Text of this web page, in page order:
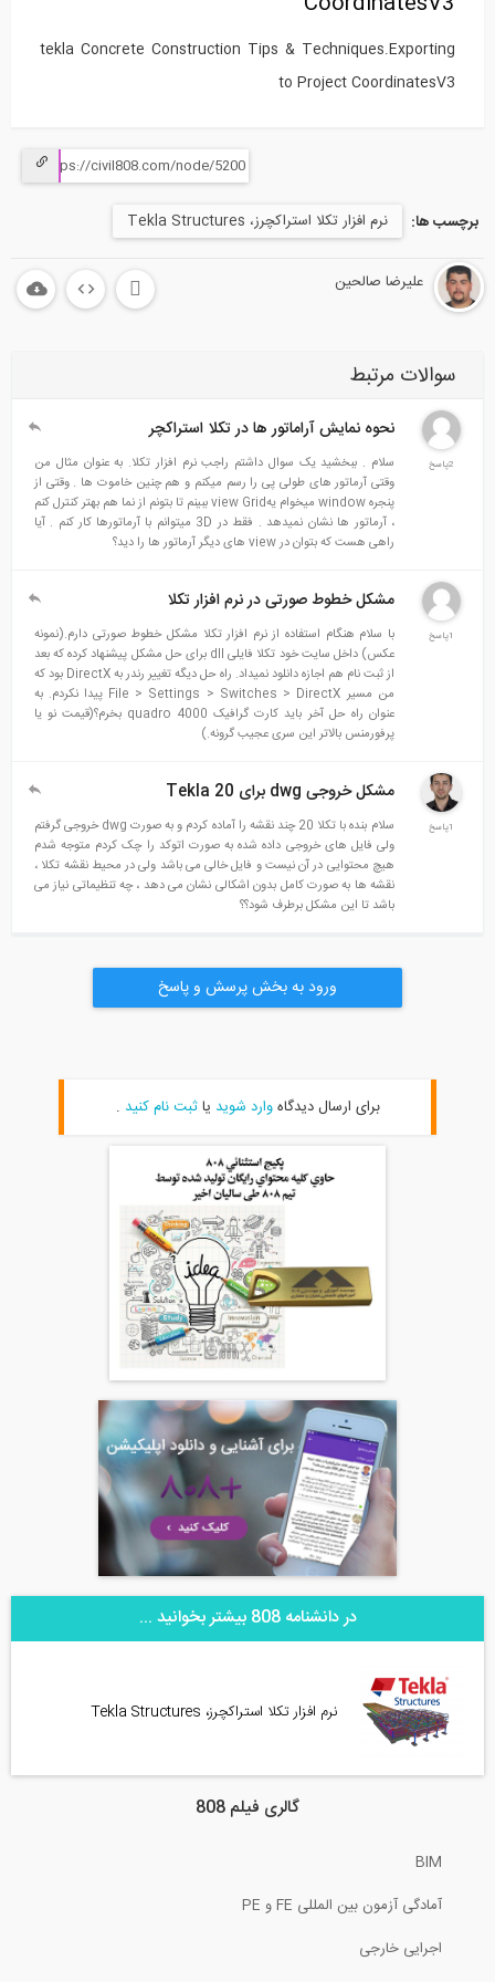
tekla Concrete Construction Tips & Techniques.Exporting
to Project CoordinatesV3
برچسب ها: نرم افزار تکلا استراکچرز، Tekla Structures
علیرضا صالحین
سوالات مرتبط
نحوه نمایش آراماتور ها در تکلا استراکچر
سلام . ببخشید یک سوال داشتم راجب نرم افزار تکلا. به عنوان مثال من
وقتی آرماتور های طولی پی را رسم میکنم و هم چنین خاموت ها . وقتی از
پنجره window میخوام یهview Grid ببینم تا بتونم از نما هم بهتر کنترل کنم
، آرماتور ها نشان نمیدهد . فقط در 3D میتوانم با آرماتورها کار کنم . آیا
راهی هست که بتوان در view های دیگر آرماتور ها را دید؟
مشکل خطوط صورتی در نرم افزار تکلا
با سلام هنگام استفاده از نرم افزار تکلا مشکل خطوط صورتی دارم.(نمونه
عکس) داخل سایت خود تکلا فایلی dll برای حل مشکل پیشنهاد کرده که بعد
از ثبت نام هم اجازه دانلود نمیداد. راه حل دیگه تغییر رندر به DirectX بود که
من مسیر File > Settings > Switches > DirectX پیدا نکردم. به
عنوان راه حل آخر باید کارت گرافیک quadro 4000 بخرم؟(قیمت نو یا
پرفورمنس بالاتر این سری عجیب گرونه.)
مشکل خروجی dwg برای Tekla 20
سلام بنده با تکلا 20 چند نقشه را آماده کردم و به صورت dwg خروجی گرفتم
ولی فایل های خروجی داده شده به صورت اتوکد را چک کردم متوجه شدم
هیچ محتوایی در آن نیست و فایل خالی می باشد ولی در محیط نقشه تکلا ،
نقشه ها به صورت کامل بدون اشکالی نشان می دهد ، چه تنظیماتی نیاز می
باشد تا این مشکل برطرف شود؟؟
ورود به بخش پرسش و پاسخ
برای ارسال دیدگاهوارد شویدیاثبت نام کنید.
در دانشنامه 808 بیشتر بخوانید ...
نرم افزار تکلا استراکچرز، Tekla Structures
گالری فیلم 808
BIM
آمادگی آزمون بین المللی FE و PE
اجرایی خارجی